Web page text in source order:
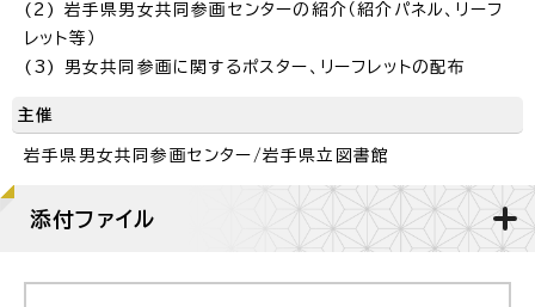
(2) 岩手県男女共同参画センターの紹介（紹介パネル、リーフ
レット等）
(3) 男女共同参画に関するポスター、リーフレットの配布
主催
岩手県男女共同参画センター/岩手県立図書館
添付ファイル